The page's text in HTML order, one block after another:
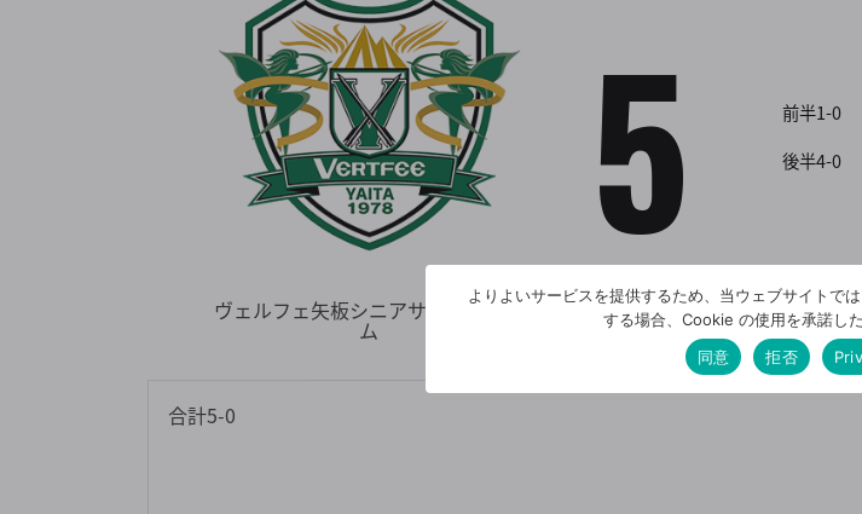
ヴェルフェ矢板シニアサッカーチー
ム
5
前半1-0
後半4-0
合計5-0
よりよいサービスを提供するため、当ウェブサイトで
する場合、Cookie の使用を承諾し
同意
拒否